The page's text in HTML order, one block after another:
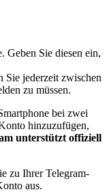
Geben Sie diesen ein,
Sie jederzeit zwischen
zu müssen.
bei zwei
hinzuzufügen,
unterstützt offiziell
zu Ihrer Telegram-
aus.